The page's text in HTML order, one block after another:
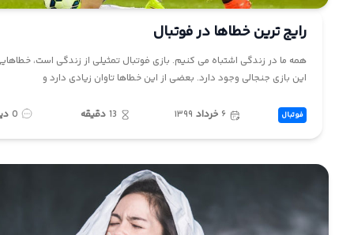
رایج ترین خطاها در فوتبال
همه ما در زندگی اشتباه می کنیم. بازی فوتبال تمثیلی از زندگی است،
این بازی جنجالی وجود دارد. بعضی از این خطاها تاوان زیادی دارد و
فوتبال ۶ خرداد ۱۳۹۹ 13 دقیقه 0